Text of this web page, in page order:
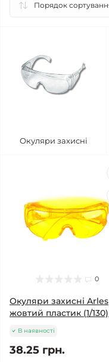
Окуляри захисні
0
Окуляри захисні Arles
жовтий пластик (1/130)
В наявності
38.25 грн.